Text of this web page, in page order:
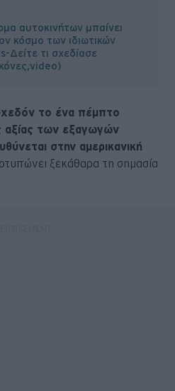
αυτοκινήτων μπαίνει
κόσμο των ιδιωτικών
Δείτε τι σχεδίασε
το ένα πέμπτο
αξίας των εξαγωγών
στην αμερικανική
ξεκάθαρα τη σημασία